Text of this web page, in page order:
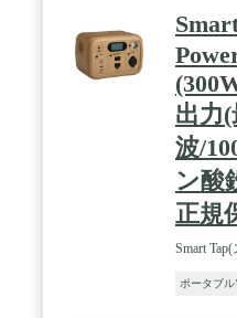
ており、安全性に優れ
しています。同時に、
を最適化することでバ
できます。さらに、
トシステム）により電
とで、過充電や過放電
しています。なお、心
ている方は、本製品を
スメーカーが、本製品
すので、十分にご注意
品】Jackeryポータブル
ー、車載用充電シガー
語）が付属します。万
ださい。 / 【ご注意】
出力
波/
ン酸
正規
Smart
ポータブ